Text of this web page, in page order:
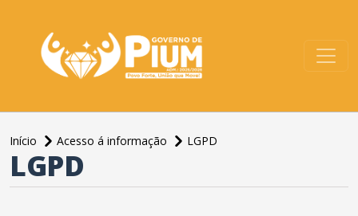
Início Acesso á informação
LGPD
conteúdo principal
LGPD